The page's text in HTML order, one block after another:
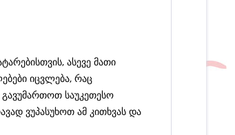
ასევე მათი
იცვლება, რაც
საუკეთესო
ვუპასუხოთ ამ კითხვას და